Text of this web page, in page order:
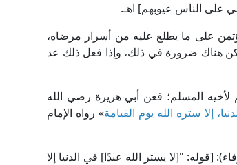
على الناس عيوبهم] اهـ.
على ما يطلع عليه من أسرار مرضاه،
يكن هناك ضرورة في ذلك، وإذا فعل ذلك عد
المسلم؛ فعن أبي هريرة رضي الله
إلا ستره الله يوم القيامة» رواه الإمام
المعلم بفوائد مسلم" (8/ 61، ط. دار الوفاء): [قوله: "[لا يستر الله عبدًا] في الدنيا إلا